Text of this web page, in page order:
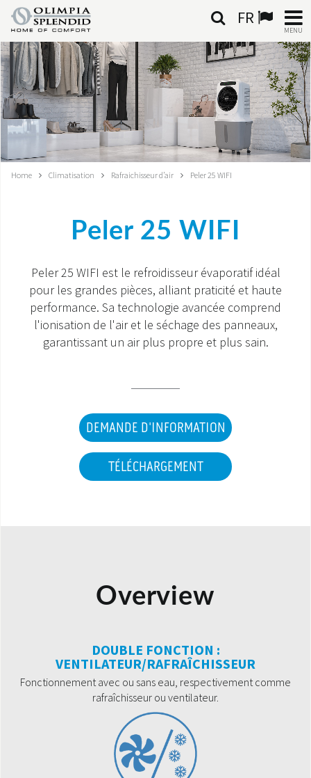
FR
MENU
FRANÇAIS
HOME
CLIMATISATION
CHAUFFAGE
SYSTÈMES INTÉGRÉS
CONTACTS
MONDE OS
Home Climatisation Rafraichisseur d’air Peler 25 WIFI
Peler 25 WIFI
Peler 25 WIFI est le refroidisseur évaporatif idéal
pour les grandes pièces, alliant praticité et haute
performance. Sa technologie avancée comprend
l'ionisation de l'air et le séchage des panneaux,
garantissant un air plus propre et plus sain.
DEMANDE D'INFORMATION
TÉLÉCHARGEMENT
Overview
DOUBLE FONCTION :
VENTILATEUR/RAFRAÎCHISSEUR
Fonctionnement avec ou sans eau, respectivement comme
rafraîchisseur ou ventilateur.